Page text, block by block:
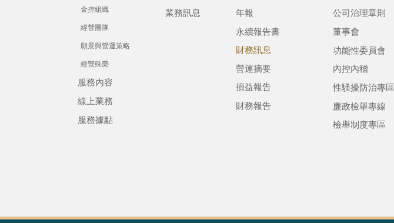
金控組織
經營團隊
願景與營運策略
經營殊榮
服務內容
線上業務
服務據點
業務訊息 年報
永續報告書
財務訊息
營運摘要
損益報告
財務報告
公司治理章則
董事會
功能性委員會
內控內稽
性騷擾防治專區
廉政檢舉專線
檢舉制度專區